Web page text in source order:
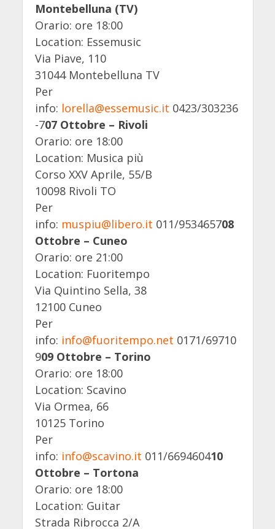
Montebelluna (TV)
Orario: ore 18:00
Location: Essemusic
Via Piave, 110
31044 Montebelluna TV
Per
info: lorella@essemusic.it 0423/303236
-707 Ottobre – Rivoli
Orario: ore 18:00
Location: Musica più
Corso XXV Aprile, 55/B
10098 Rivoli TO
Per
info: muspiu@libero.it 011/953465708
Ottobre – Cuneo
Orario: ore 21:00
Location: Fuoritempo
Via Quintino Sella, 38
12100 Cuneo
Per
info: info@fuoritempo.net 0171/69710
909 Ottobre – Torino
Orario: ore 18:00
Location: Scavino
Via Ormea, 66
10125 Torino
Per
info: info@scavino.it 011/669460410
Ottobre – Tortona
Orario: ore 18:00
Location: Guitar
Strada Ribrocca 2/A